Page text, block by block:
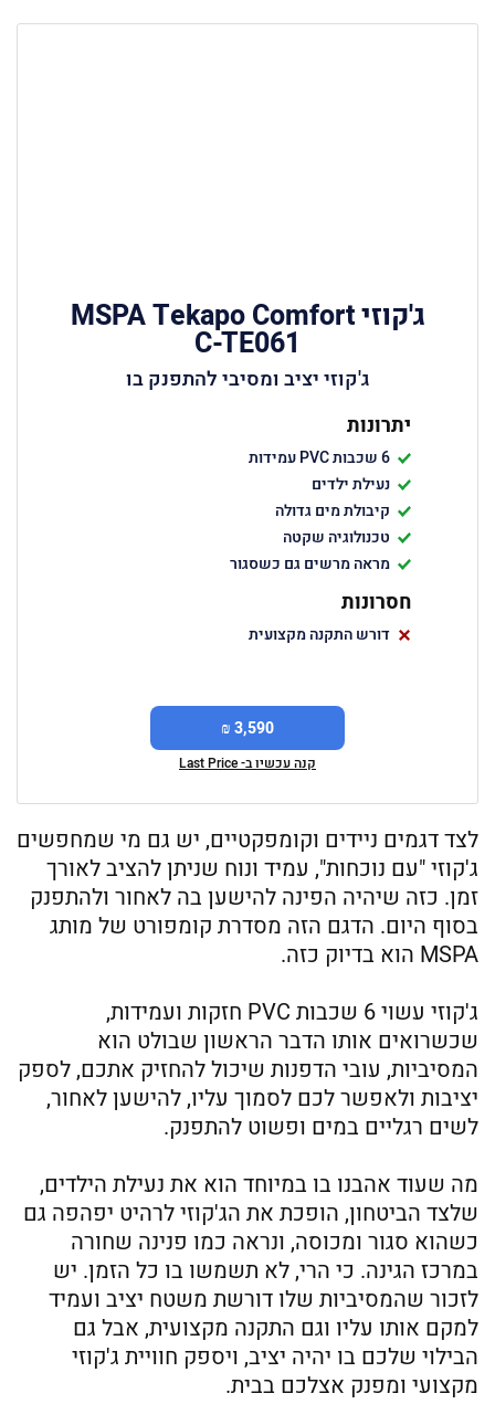
ג'קוזי MSPA Tekapo Comfort
C-TE061
ג'קוזי יציב ומסיבי להתפנק בו
יתרונות
6 שכבות PVC עמידות
נעילת ילדים
קיבולת מים גדולה
טכנולוגיה שקטה
מראה מרשים גם כשסגור
חסרונות
דורש התקנה מקצועית
3,590 ₪
קנה עכשיו ב- Last Price
לצד דגמים ניידים וקומפקטיים, יש גם מי שמחפשים
ג'קוזי "עם נוכחות", עמיד ונוח שניתן להציב לאורך
זמן. כזה שיהיה הפינה להישען בה לאחור ולהתפנק
בסוף היום. הדגם הזה מסדרת קומפורט של מותג
MSPA הוא בדיוק כזה.
ג'קוזי עשוי 6 שכבות PVC חזקות ועמידות,
שכשרואים אותו הדבר הראשון שבולט הוא
המסיביות, עובי הדפנות שיכול להחזיק אתכם, לספק
יציבות ולאפשר לכם לסמוך עליו, להישען לאחור,
לשים רגליים במים ופשוט להתפנק.
מה שעוד אהבנו בו במיוחד הוא את נעילת הילדים,
שלצד הביטחון, הופכת את הג'קוזי לרהיט יפהפה גם
כשהוא סגור ומכוסה, ונראה כמו פנינה שחורה
במרכז הגינה. כי הרי, לא תשמשו בו כל הזמן. יש
לזכור שהמסיביות שלו דורשת משטח יציב ועמיד
למקם אותו עליו וגם התקנה מקצועית, אבל גם
הבילוי שלכם בו יהיה יציב, ויספק חוויית ג'קוזי
מקצועי ומפנק אצלכם בבית.